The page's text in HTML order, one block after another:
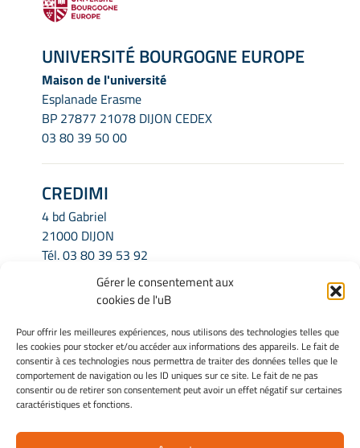
Gérer le consentement aux
cookies de l'uB
Pour offrir les meilleures expériences, nous utilisons des technologies telles que
les cookies pour stocker et/ou accéder aux informations des appareils. Le fait de
consentir à ces technologies nous permettra de traiter des données telles que le
comportement de navigation ou les ID uniques sur ce site. Le fait de ne pas
consentir ou de retirer son consentement peut avoir un effet négatif sur certaines
caractéristiques et fonctions.
UNIVERSITÉ BOURGOGNE EUROPE
Maison de l'université
Esplanade Erasme
BP 27877 21078 DIJON CEDEX
03 80 39 50 00
CREDIMI
4 bd Gabriel
21000 DIJON
Tél.03 80 39 53 92
credimi.secretariat@u-bourgogne.fr
INFORMATIONS LÉGALES
Mentions légales
Gérer mes cookies
Politique de cookies
Déclaration de confidentialité
Avertissement